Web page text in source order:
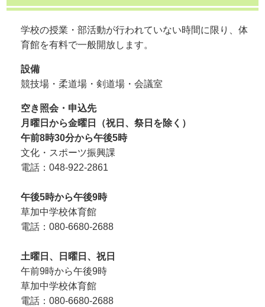
学校の授業・部活動が行われていない時間に限り、体
育館を有料で一般開放します。
設備
競技場・柔道場・剣道場・会議室
空き照会・申込先
月曜日から金曜日（祝日、祭日を除く）
午前8時30分から午後5時
文化・スポーツ振興課
電話：048-922-2861
午後5時から午後9時
草加中学校体育館
電話：080-6680-2688
土曜日、日曜日、祝日
午前9時から午後9時
草加中学校体育館
電話：080-6680-2688